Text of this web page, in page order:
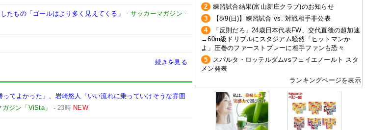
たもの「ゴールはより多く見えてくる」 - サッカーマガジン -
続きを見る
てよかった」、岩崎悠人「いい流れに乗っていけそうな雰囲
ジン「ViSta」 -23時 NEW
2
練習試合結果(富山新庄クラブ)のお知らせ
3
【8/9(日)】練習試合 vs. 対戦相手非公表
4
「反則だろ」24歳日本代表FW、交代直後の超加速
→60m級ドリブルにスタジアム騒然「ヒットマンか
よ」圧巻のファーストプレーに相手ファンも恐々
5
スパルタ・ロッテルダムvsフェイエノールト スタ
メン発表
ランキングページを表示